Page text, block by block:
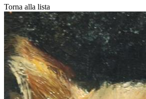
Torna alla lista